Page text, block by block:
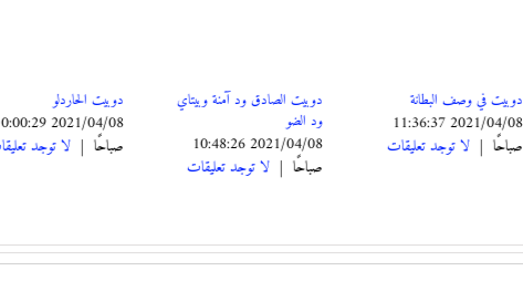
دوبيت في وصف البطانة
2021/04/08 11:36:37
صباحًا | لا توجد تعليقات
دوبيت الصادق ود آمنة وبيتاي
ود الضو
2021/04/08 10:48:26
صباحًا | لا توجد تعليقات
دوبيت الحاردلو
04/08 10:00:29
صباحًا | لا توجد